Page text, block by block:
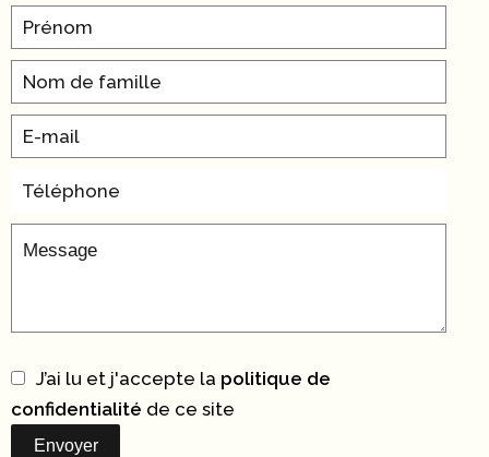
J’ai lu et j'accepte la politique de
confidentialité de ce site
Envoyer